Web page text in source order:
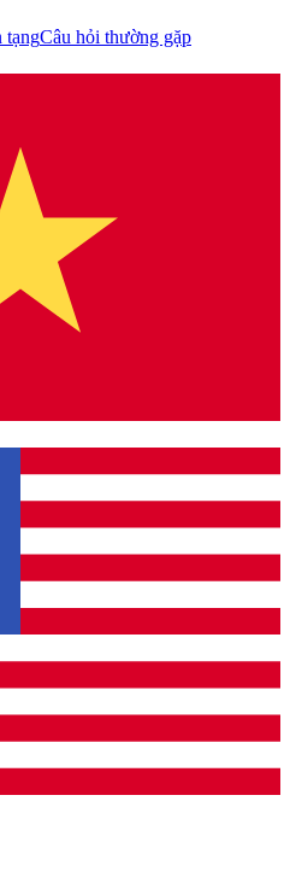
tạngCâu hỏi thường gặp